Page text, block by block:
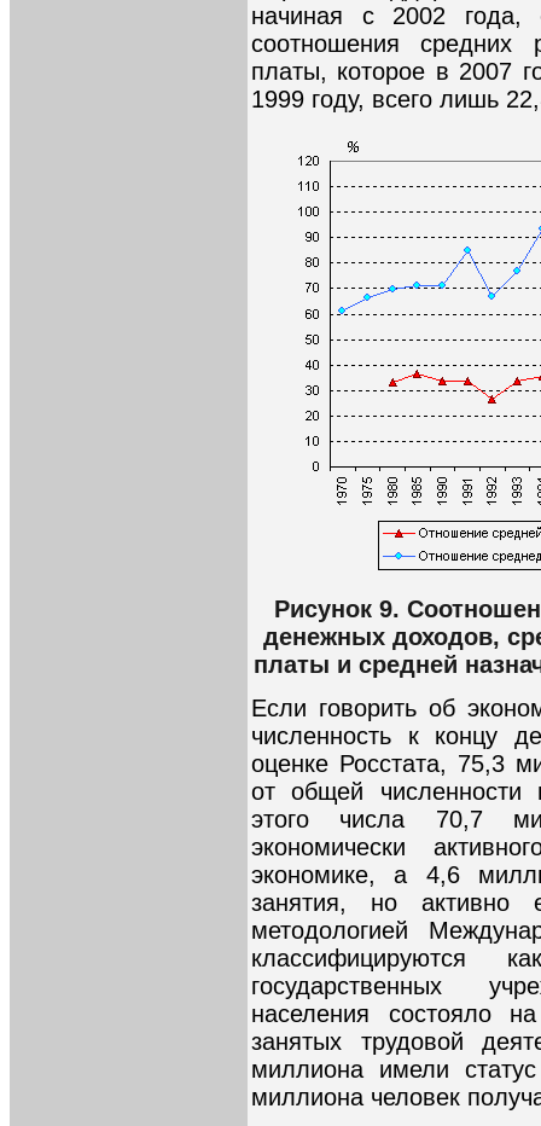
начиная с 2002 года,
соотношения средних
платы, которое в 2007
1999 году, всего лишь
Рисунок 9.
денежных доходов,
платы и средней
Если говорить об
численность к концу
оценке Росстата, 75,3
от общей
этого числа 70,7
экономически
экономике, а 4,6
занятия, но активно
методологией
классифицируются
государственных
населения состояло
занятых трудовой
миллиона имели
миллиона человек